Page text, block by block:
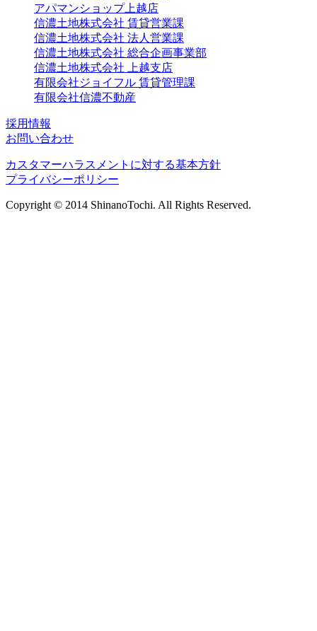
アパマンショップ上越店
信濃土地株式会社 賃貸営業課
信濃土地株式会社 法人営業課
信濃土地株式会社 総合企画事業部
信濃土地株式会社 上越支店
有限会社ジョイフル 賃貸管理課
有限会社信濃不動産
採用情報
お問い合わせ
カスタマーハラスメントに対する基本方針
プライバシーポリシー
Copyright © 2014 ShinanoTochi. All Rights Reserved.